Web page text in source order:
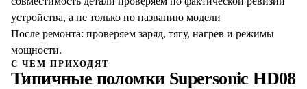
устройства, а не только по названию модели
После ремонта: проверяем заряд, тягу, нагрев и режимы
мощности.
С ЧЕМ ПРИХОДЯТ
Типичные поломки Supersonic HD08